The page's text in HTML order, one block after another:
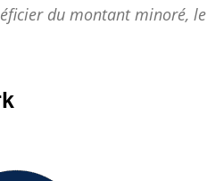
du montant minoré, le